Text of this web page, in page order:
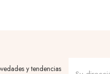
y tendencias